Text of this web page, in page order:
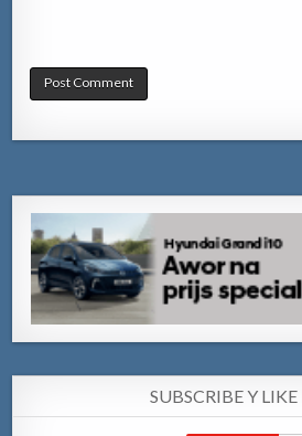
SUBSCRIBE Y